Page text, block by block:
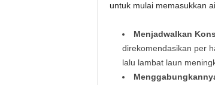
untuk mulai memasukkan
Menjadwalkan
direkomendasikan per
lalu lambat laun